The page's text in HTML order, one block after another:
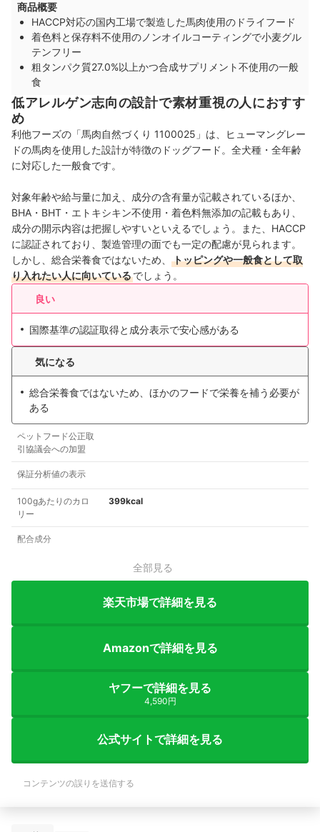
商品概要
HACCP対応の国内工場で製造した馬肉使用のドライフード
着色料と保存料不使用のノンオイルコーティングで小麦グル
テンフリー
粗タンパク質27.0%以上かつ合成サプリメント不使用の一般
食
低アレルゲン志向の設計で素材重視の人におすす
め
利他フーズの「馬肉自然づくり 1100025」は、ヒューマングレー
ドの馬肉を使用した設計が特徴のドッグフード。全犬種・全年齢
に対応した一般食です。
対象年齢や給与量に加え、成分の含有量が記載されているほか、
BHA・BHT・エトキシキン不使用・着色料無添加の記載もあり、
成分の開示内容は把握しやすいといえるでしょう。また、HACCP
に認証されており、製造管理の面でも一定の配慮が見られます。
しかし、総合栄養食ではないため、
トッピングや一般食として取
り入れたい人に向いているでしょう。
良い
国際基準の認証取得と成分表示で安心感がある
気になる
総合栄養食ではないため、ほかのフードで栄養を補う必要が
ある
ペットフード公正取
引協議会への加盟
保証分析値の表示
100gあたりのカロ
リー
399kcal
配合成分
全部見る
楽天市場で詳細を見る
Amazonで詳細を見る
ヤフーで詳細を見る
4,590円
公式サイトで詳細を見る
コンテンツの誤りを送信する